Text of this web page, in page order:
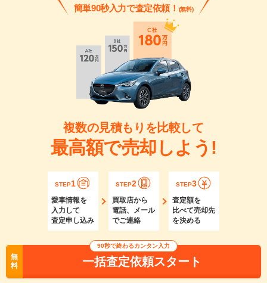
簡単90秒入力で査定依頼！ (無料)
複数の見積もりを比較して
最高額で売却しよう!
STEP1
愛車情報を
入力して
査定申し込み
STEP2
買取店から
電話、メール
でご連絡
STEP3
査定額を
比べて売却先
を決める
無
料
90秒で終わるカンタン入力
一括査定依頼スタート